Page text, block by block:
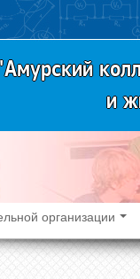
и
организации